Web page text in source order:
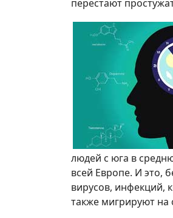
перестают
людей с юга в
всей Европе. И это,
вирусов, инфекций,
также мигрируют на